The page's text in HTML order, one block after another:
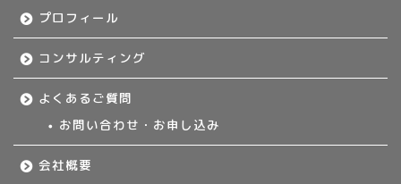
プロフィール
コンサルティング
よくあるご質問
お問い合わせ・お申し込み
会社概要